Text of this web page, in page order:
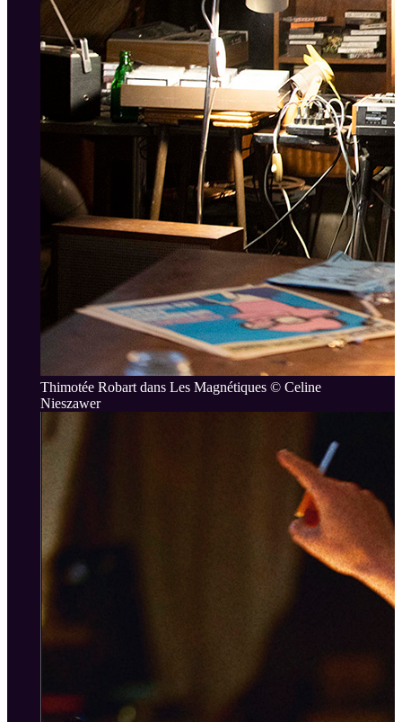
Thimotée Robart dans Les Magnétiques © Celine
Nieszawer